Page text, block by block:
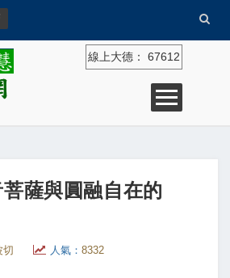
線上大德： 67612
薩與圓融自在的
切 人氣： 8332